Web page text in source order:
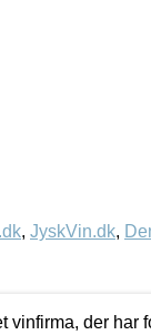
, JyskVin.dk,
vinfirma, der har